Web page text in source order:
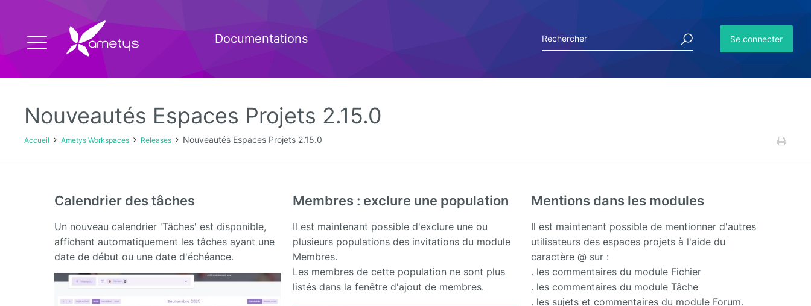
Documentations Se connecter
Nouveautés Espaces Projets 2.15.0
Accueil Ametys Workspaces Releases Nouveautés Espaces Projets 2.15.0
Calendrier des tâches
Un nouveau calendrier 'Tâches' est disponible,
affichant automatiquement les tâches ayant une
date de début ou une date d'échéance.
Membres : exclure une population
Il est maintenant possible d'exclure une ou
plusieurs populations des invitations du module
Membres.
Les membres de cette population ne sont plus
listés dans la fenêtre d'ajout de membres.
Mentions dans les modules
Il est maintenant possible de mentionner d'autres
utilisateurs des espaces projets à l'aide du
caractère @ sur :
. les commentaires du module Fichier
. les commentaires du module Tâche
. les sujets et commentaires du module Forum.